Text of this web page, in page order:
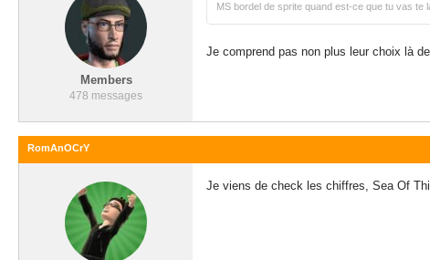
Members
478 messages
MS bordel de sprite quand est-ce que tu vas
Je comprend pas non plus leur choix là
RomAnOCrY
Je viens de check les chiffres, Sea Of